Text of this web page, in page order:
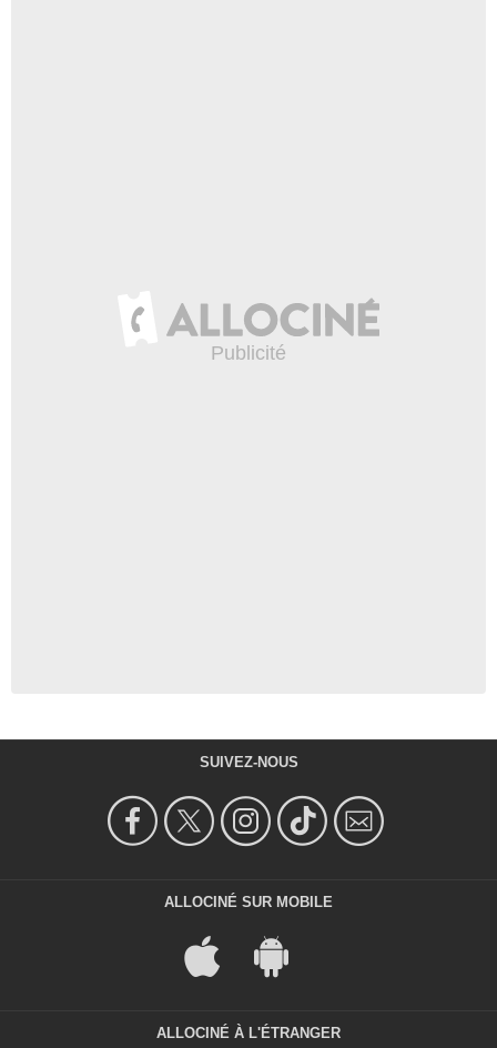
SUIVEZ-NOUS
ALLOCINÉ SUR MOBILE
ALLOCINÉ À L'ÉTRANGER